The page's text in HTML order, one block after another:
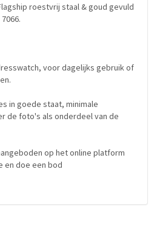
roestvrij staal & goud gevuld
voor dagelijks gebruik of
in goede staat, minimale
de foto's als onderdeel van de
op het online platform
en doe een bod